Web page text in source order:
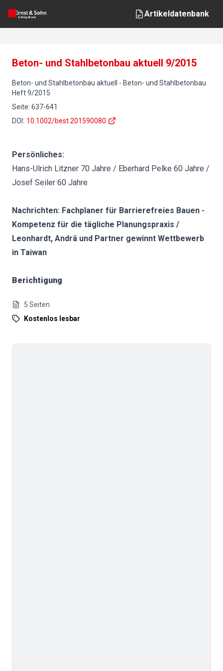
Artikeldatenbank
Beton- und Stahlbetonbau aktuell 9/2015
Beton- und Stahlbetonbau aktuell - Beton- und Stahlbetonbau
Heft9/2015
Seite: 637-641
DOI : 10.1002/best.201590080
Persönliches:
Hans-Ulrich Litzner 70 Jahre / Eberhard Pelke 60 Jahre /
Josef Seiler 60 Jahre
Nachrichten: Fachplaner für Barrierefreies Bauen -
Kompetenz für die tägliche Planungspraxis /
Leonhardt, Andrä und Partner gewinnt Wettbewerb
in Taiwan
Berichtigung
5 Seiten
Kostenlos lesbar